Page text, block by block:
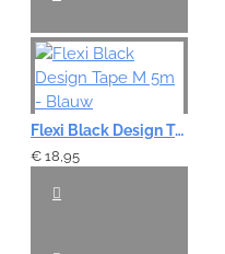
Flexi Black Design Tape M 5m - Blauw
€ 18,95